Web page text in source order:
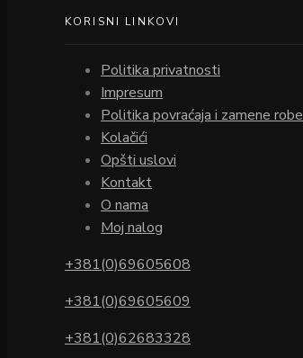
KORISNI LINKOVI
Politika privatnosti
Impresum
Politika povraćaja i zamene robe
Kolačići
Opšti uslovi
Kontakt
O nama
Moj nalog
+381(0)69605608
+381(0)69605609
+381(0)62683328